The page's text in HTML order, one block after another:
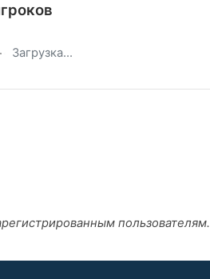
Загрузка...
пользователям.